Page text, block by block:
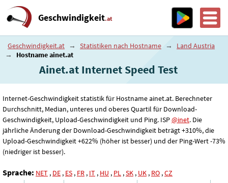
Geschwindigkeit.at
Geschwindigkeit.at → Statistiken nach Hostname →
Land Austria
→
Hostname ainet.at
Ainet.at Internet Speed ​​Test
Internet-Geschwindigkeit statistik für Hostname ainet.at. Berechneter
Durchschnitt, Median, unteres und oberes Quartil für Download-
Geschwindigkeit, Upload-Geschwindigkeit und Ping. ISP@inet. Die
jährliche Änderung der Download-Geschwindigkeit beträgt +310%, die
Upload-Geschwindigkeit +622% (höher ist besser) und der Ping-Wert -73%
(niedriger ist besser).
Sprache: NET , DE , ES , FR , IT , HU , PL ,SK , UK , RO ,CZ